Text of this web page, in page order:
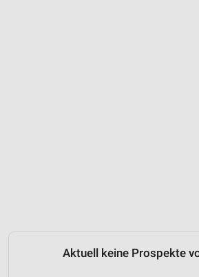
Aktuell keine Prospekte